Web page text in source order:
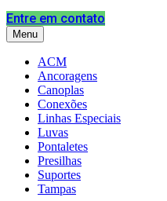
Entre em contato
Menu
ACM
Ancoragens
Canoplas
Conexões
Linhas Especiais
Luvas
Pontaletes
Presilhas
Suportes
Tampas